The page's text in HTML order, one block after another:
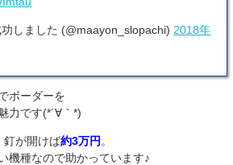
しました (@maayon_slopachi) 2018年
ボーダーを
力です(*´∀｀*)
、釘が開けば約3万円。
機種なので助かっています♪